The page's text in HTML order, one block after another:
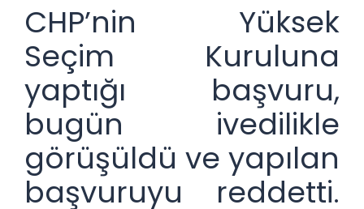
CHP’nin Yüksek
Seçim Kuruluna
yaptığı başvuru,
bugün ivedilikle
görüşüldü ve yapılan
başvuruyu reddetti.